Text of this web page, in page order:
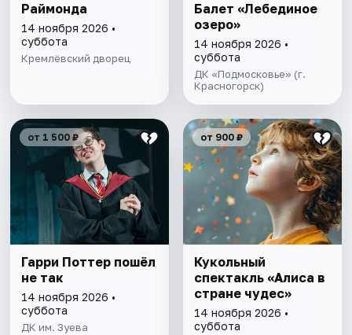
Раймонда
14 ноября 2026 •
суббота
Кремлёвский дворец
Балет «Лебединое
озеро»
14 ноября 2026 •
суббота
ДК «Подмосковье» (г.
Красногорск)
от 1 500 ₽
Гарри Поттер пошёл
не так
14 ноября 2026 •
суббота
ДК им. Зуева
от 900 ₽
Кукольный
спектакль «Алиса в
стране чудес»
14 ноября 2026 •
суббота